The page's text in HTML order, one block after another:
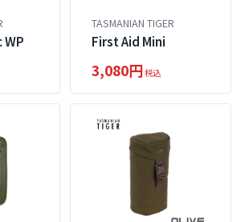
WP
TASMANIAN TIGER
First Aid Mini
3,080円税込